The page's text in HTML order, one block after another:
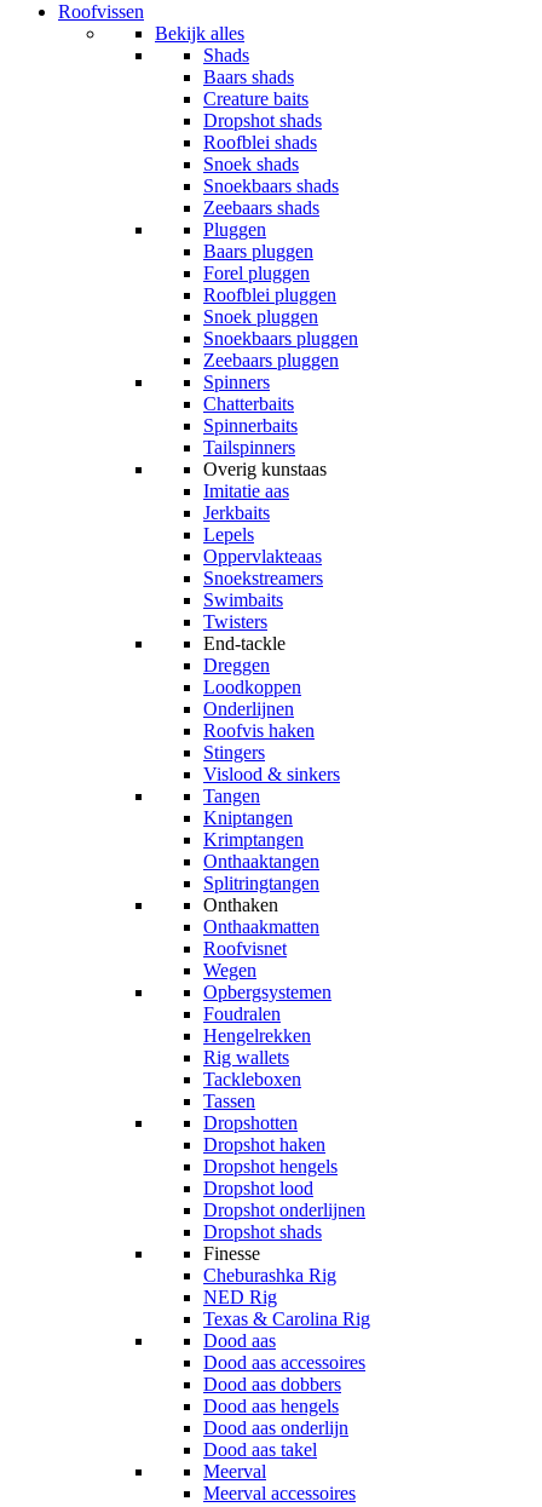
Roofvissen
Bekijk alles
Shads
Baars shads
Creature baits
Dropshot shads
Roofblei shads
Snoek shads
Snoekbaars shads
Zeebaars shads
Pluggen
Baars pluggen
Forel pluggen
Roofblei pluggen
Snoek pluggen
Snoekbaars pluggen
Zeebaars pluggen
Spinners
Chatterbaits
Spinnerbaits
Tailspinners
Overig kunstaas
Imitatie aas
Jerkbaits
Lepels
Oppervlakteaas
Snoekstreamers
Swimbaits
Twisters
End-tackle
Dreggen
Loodkoppen
Onderlijnen
Roofvis haken
Stingers
Vislood & sinkers
Tangen
Kniptangen
Krimptangen
Onthaaktangen
Splitringtangen
Onthaken
Onthaakmatten
Roofvisnet
Wegen
Opbergsystemen
Foudralen
Hengelrekken
Rig wallets
Tackleboxen
Tassen
Dropshotten
Dropshot haken
Dropshot hengels
Dropshot lood
Dropshot onderlijnen
Dropshot shads
Finesse
Cheburashka Rig
NED Rig
Texas & Carolina Rig
Dood aas
Dood aas accessoires
Dood aas dobbers
Dood aas hengels
Dood aas onderlijn
Dood aas takel
Meerval
Meerval accessoires